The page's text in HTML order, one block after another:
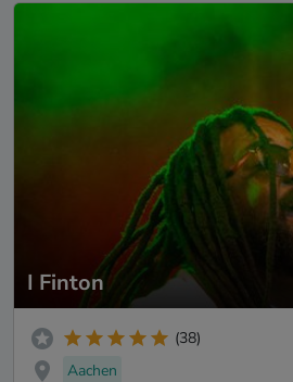
I Finton
(38)
Aachen